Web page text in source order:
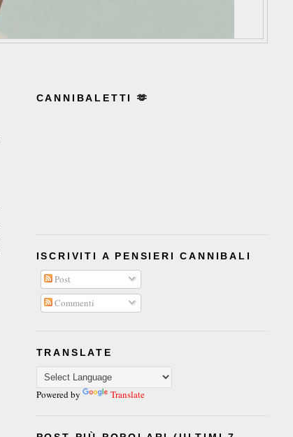
CANNIBALETTI 🫶
ISCRIVITI A PENSIERI CANNIBALI
Post
Commenti
TRANSLATE
Powered by Translate